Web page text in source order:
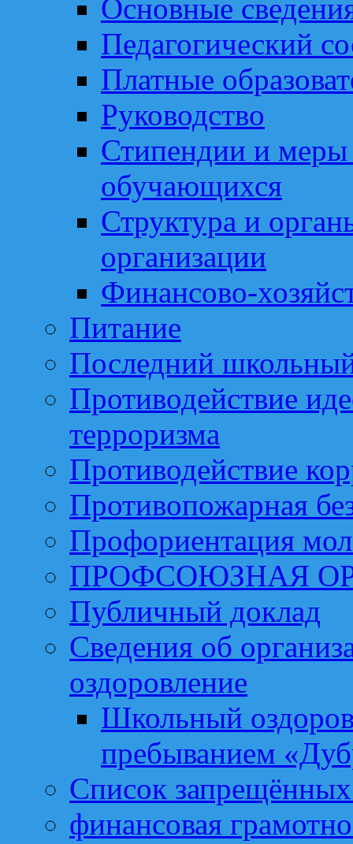
Основные
Педагогический
Платные
Руководство
Стипендии и
обучающихся
Структура и
организации
Финансово-
Питание
Последний
Противодействие
терроризма
Противодействие
Противопожарная
Профориентация
ПРОФСОЮЗНАЯ
Публичный доклад
Сведения об
оздоровление
Школьный
пребыванием
Список запрещённых
финансовая